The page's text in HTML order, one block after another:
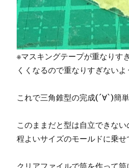
※マスキングテープが重なりす
くくなるので重なりすぎないよ
これで三角錐型の完成(´∀`)簡
このままだと型は自立できない
程よいサイズのモールドに乗せ
クリアファイルで筒を作って筒